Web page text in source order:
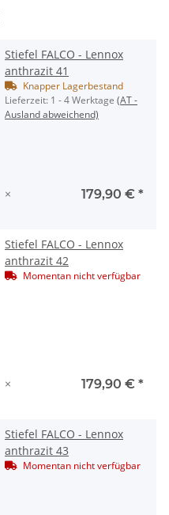
Stiefel FALCO - Lennox
anthrazit 41
Knapper Lagerbestand
Lieferzeit: 1 - 4 Werktage (AT -
Ausland abweichend)
× 179,90 € *
Stiefel FALCO - Lennox
anthrazit 42
Momentan nicht verfügbar
× 179,90 € *
Stiefel FALCO - Lennox
anthrazit 43
Momentan nicht verfügbar